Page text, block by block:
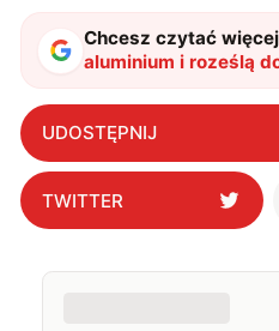
także uprawiać oraz
Chcesz czytać
aluminium i roześlą
plan związany z
energii"?
UDOSTĘPNIJ
TWITTER